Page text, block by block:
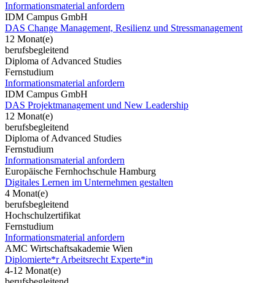
Informationsmaterial anfordern
IDM Campus GmbH
DAS Change Management, Resilienz und Stressmanagement
12 Monat(e)
berufsbegleitend
Diploma of Advanced Studies
Fernstudium
Informationsmaterial anfordern
IDM Campus GmbH
DAS Projektmanagement und New Leadership
12 Monat(e)
berufsbegleitend
Diploma of Advanced Studies
Fernstudium
Informationsmaterial anfordern
Europäische Fernhochschule Hamburg
Digitales Lernen im Unternehmen gestalten
4 Monat(e)
berufsbegleitend
Hochschulzertifikat
Fernstudium
Informationsmaterial anfordern
AMC Wirtschaftsakademie Wien
Diplomierte*r Arbeitsrecht Experte*in
4-12 Monat(e)